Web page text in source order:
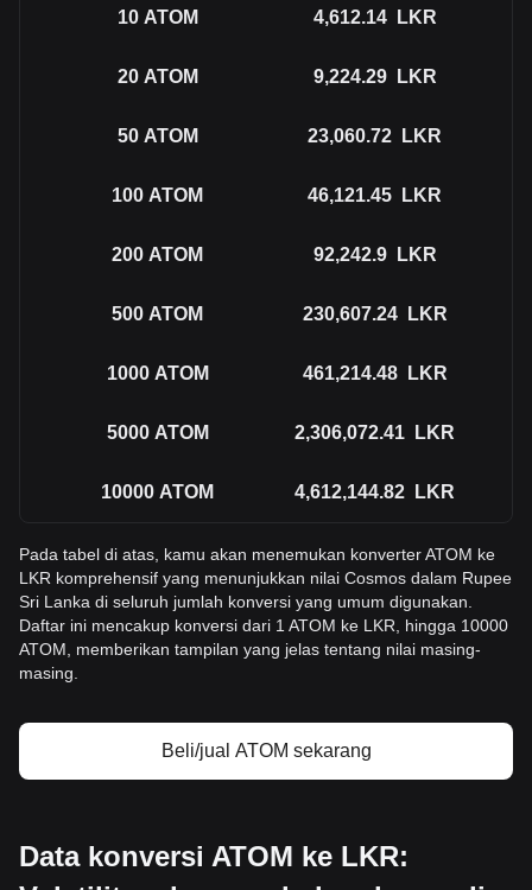
10 ATOM 4,612.14 LKR
20 ATOM 9,224.29 LKR
50 ATOM 23,060.72 LKR
100 ATOM 46,121.45 LKR
200 ATOM 92,242.9 LKR
500 ATOM 230,607.24 LKR
1000 ATOM 461,214.48 LKR
5000 ATOM 2,306,072.41 LKR
10000 ATOM 4,612,144.82 LKR
Pada tabel di atas, kamu akan menemukan konverter ATOM ke
LKR komprehensif yang menunjukkan nilai Cosmos dalam Rupee
Sri Lanka di seluruh jumlah konversi yang umum digunakan.
Daftar ini mencakup konversi dari 1 ATOM ke LKR, hingga 10000
ATOM, memberikan tampilan yang jelas tentang nilai masing-
masing.
Beli/jual ATOM sekarang
Data konversi ATOM ke LKR: